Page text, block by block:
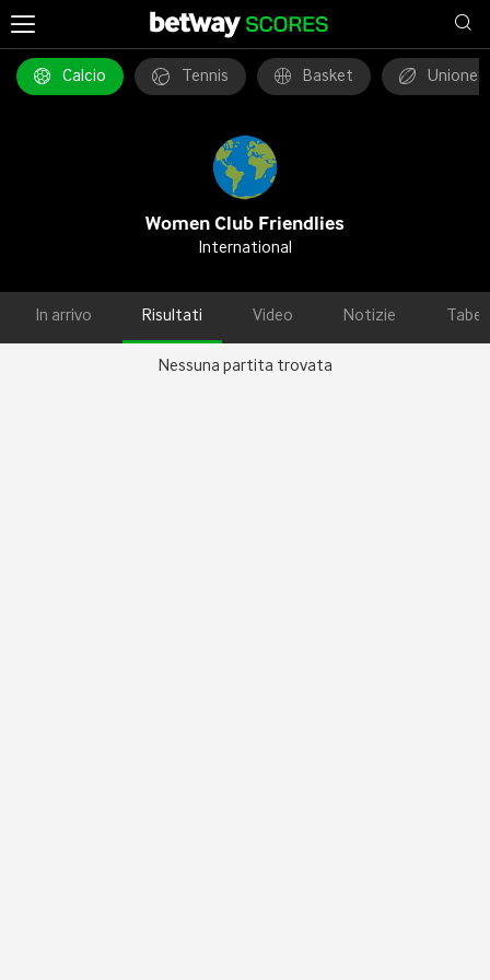
Calcio Tennis Basket Unione
Women Club Friendlies
International
In arrivo Risultati Video Notizie
Nessuna partita trovata